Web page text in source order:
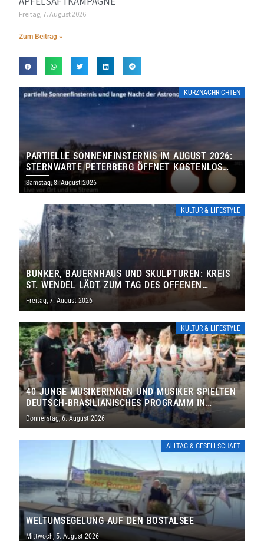
Freitag, 7. August 2026
Zum Beitrag »
KURZNACHRICHTEN
PARTIELLE SONNENFINSTERNIS IM AUGUST 2026:
STERNWARTE PETERBERG ÖFFNET KOSTENLOS
IHRE TORE
Samstag, 8. August 2026
KULTUR & LIFESTYLE
BUNKER, BAUERNHAUS UND SKULPTUREN: KREIS
ST. WENDEL LÄDT ZUM TAG DES OFFENEN
DENKMALS EIN
Freitag, 7. August 2026
KULTUR & LIFESTYLE
40 JUNGE MUSIKERINNEN UND MUSIKER SPIELTEN
DEUTSCH-BRASILIANISCHES PROGRAMM IN
THOLEY
Donnerstag, 6. August 2026
ALLTAG & GESELLSCHAFT
WELTUMSEGELUNG AUF DEN BOSTALSEE
Mittwoch, 5. August 2026